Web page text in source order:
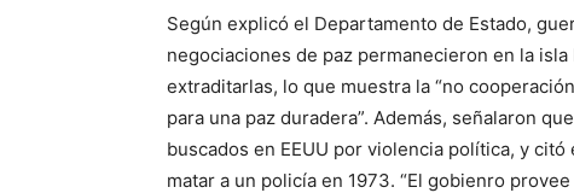
Según explicó el Departamento de Estado,
negociaciones de paz permanecieron en la
extraditarlas, lo que muestra la “no
para una paz duradera”. Además, señalaron
buscados en EEUU por violencia política, y
matar a un policía en 1973. “El gobienro